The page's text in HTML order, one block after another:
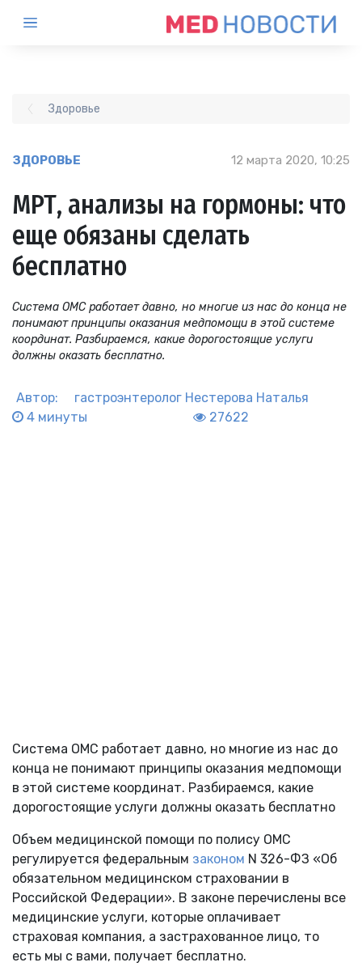
Здоровье
ЗДОРОВЬЕ 12 марта 2020, 10:25
МРТ, анализы на гормоны: что
еще обязаны сделать
бесплатно
Система ОМС работает давно, но многие из нас до конца не
понимают принципы оказания медпомощи в этой системе
координат. Разбираемся, какие дорогостоящие услуги
должны оказать бесплатно.
Автор: гастроэнтеролог Нестерова Наталья
4 минуты
27622
Система ОМС работает давно, но многие из нас до
конца не понимают принципы оказания медпомощи
в этой системе координат. Разбираемся, какие
дорогостоящие услуги должны оказать бесплатно
Объем медицинской помощи по полису ОМС
регулируется федеральным законом N 326-ФЗ «Об
обязательном медицинском страховании в
Российской Федерации». В законе перечислены все
медицинские услуги, которые оплачивает
страховая компания, а застрахованное лицо, то
есть мы с вами, получает бесплатно.